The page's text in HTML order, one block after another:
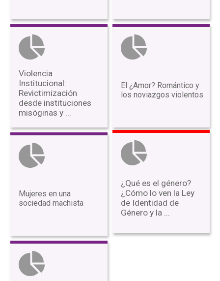
Violencia
Institucional:
Revictimización
desde instituciones
misóginas y ...
El ¿Amor? Romántico y
los noviazgos violentos
Mujeres en una
sociedad machista
¿Qué es el género?
¿Cómo lo ven la Ley
de Identidad de
Género y la ...